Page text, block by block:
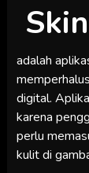
adalah
digital.
karena
perlu
kulit di